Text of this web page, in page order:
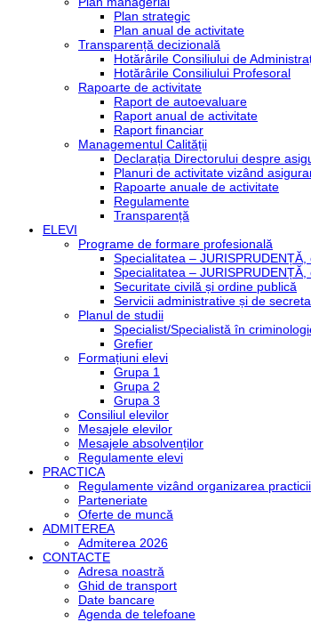
Plan strategic
Plan anual de activitate
Transparență decizională
Hotărârile Consiliului de
Hotărârile Consiliului Profesoral
Rapoarte de activitate
Raport de autoevaluare
Raport anual de activitate
Raport financiar
Managementul Calității
Declarația Directorului despre
Planuri de activitate vizând
Rapoarte anuale de activitate
Regulamente
Transparență
ELEVI
Programe de formare profesională
Specialitatea –
Specialitatea –
Securitate civilă și ordine publică
Servicii administrative și de
Planul de studii
Specialist/Specialistă în
Grefier
Formațiuni elevi
Grupa 1
Grupa 2
Grupa 3
Consiliul elevilor
Mesajele elevilor
Mesajele absolvenților
Regulamente elevi
PRACTICA
Regulamente vizând organizarea practicii
Parteneriate
Oferte de muncă
ADMITEREA
Admiterea 2026
CONTACTE
Adresa noastră
Ghid de transport
Date bancare
Agenda de telefoane